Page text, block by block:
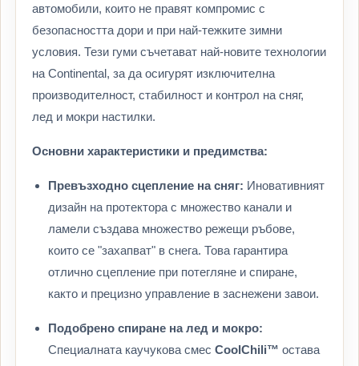
автомобили, които не правят компромис с
безопасността дори и при най-тежките зимни
условия. Тези гуми съчетават най-новите технологии
на Continental, за да осигурят изключителна
производителност, стабилност и контрол на сняг,
лед и мокри настилки.
Основни характеристики и предимства:
Превъзходно сцепление на сняг: Иновативният
дизайн на протектора с множество канали и
ламели създава множество режещи ръбове,
които се "захапват" в снега. Това гарантира
отлично сцепление при потегляне и спиране,
както и прецизно управление в заснежени завои.
Подобрено спиране на лед и мокро:
Специалната каучукова смес CoolChili™ остава